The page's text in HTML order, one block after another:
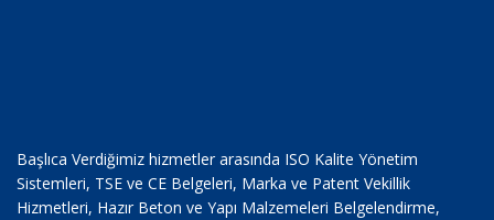
Başlıca Verdiğimiz hizmetler arasında ISO Kalite Yönetim
Sistemleri, TSE ve CE Belgeleri, Marka ve Patent Vekillik
Hizmetleri, Hazır Beton ve Yapı Malzemeleri Belgelendirme,